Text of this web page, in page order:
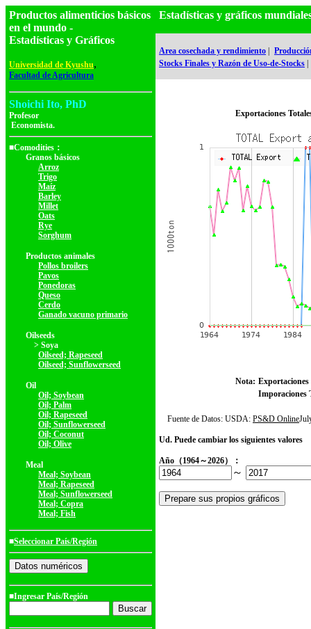
Productos alimenticios básicos
en el mundo -
Estadísticas y Gráficos
Universidad de Kyushu,
Facultad de Agricultura
Shoichi Ito, PhD
Profesor
Economista.
■Comodities：
Granos básicos
Arroz
Trigo
Maíz
Barley
Millet
Oats
Rye
Sorghum
Productos animales
Pollos broilers
Pavos
Ponedoras
Queso
Cerdo
Ganado vacuno primario
Oilseeds
> Soya
Oilseed; Rapeseed
Oilseed; Sunflowerseed
Oil
Oil; Soybean
Oil; Palm
Oil; Rapeseed
Oil; Sunflowerseed
Oil; Coconut
Oil; Olive
Meal
Meal; Soybean
Meal; Rapeseed
Meal; Sunflowerseed
Meal; Copra
Meal; Fish
■Seleccionar País/Región
■Ingresar País/Región
Estadísticas y gráficos
Area cosechada y rendimiento
Stocks Finales y Razón de Uso-de-Stocks
Exportaciones
Nota: Exportaciones
Imporaciones
Fuente de Datos: USDA: PS&D Online
Ud. Puede cambiar los siguientes valores
Año（1964～2026）：
～